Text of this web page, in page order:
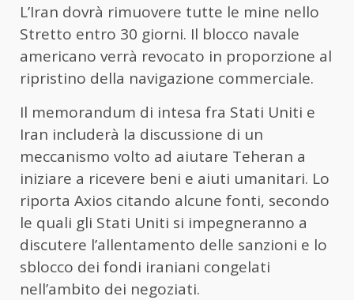
L’Iran dovrà rimuovere tutte le mine nello
Stretto entro 30 giorni. Il blocco navale
americano verrà revocato in proporzione al
ripristino della navigazione commerciale.
Il memorandum di intesa fra Stati Uniti e
Iran includerà la discussione di un
meccanismo volto ad aiutare Teheran a
iniziare a ricevere beni e aiuti umanitari. Lo
riporta Axios citando alcune fonti, secondo
le quali gli Stati Uniti si impegneranno a
discutere l’allentamento delle sanzioni e lo
sblocco dei fondi iraniani congelati
nell’ambito dei negoziati.